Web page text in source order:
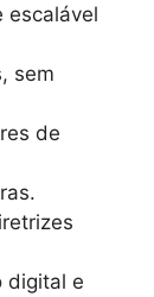
escalável
sem
de
digital e